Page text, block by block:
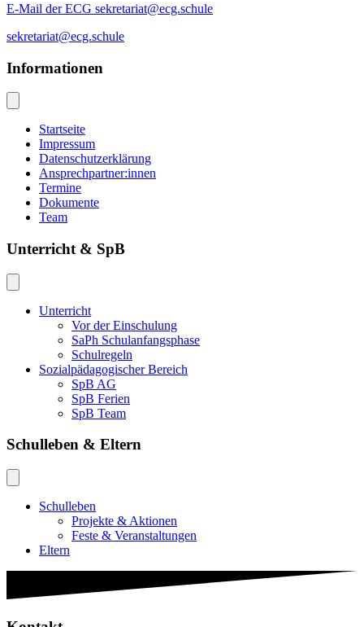
E-Mail der ECG sekretariat@ecg.schule
sekretariat@ecg.schule
Informationen
Startseite
Impressum
Datenschutzerklärung
Ansprechpartner:innen
Termine
Dokumente
Team
Unterricht & SpB
Unterricht
Vor der Einschulung
SaPh Schulanfangsphase
Schulregeln
Sozialpädagogischer Bereich
SpB AG
SpB Ferien
SpB Team
Schulleben & Eltern
Schulleben
Projekte & Aktionen
Feste & Veranstaltungen
Eltern